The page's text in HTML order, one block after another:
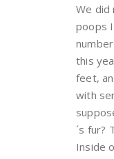
We did
poops
this
feet,
with
´s fur?
Inside